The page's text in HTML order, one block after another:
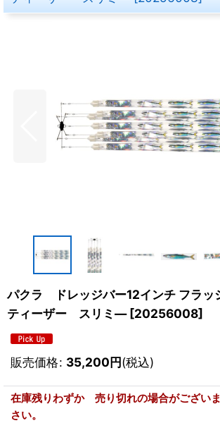
パクラ ドレッジバー12インチ フラッ
ティーザー スリミ― [20256008]
販売価格: 35,200円(税込)
在庫残りわずか 売り切れの場合がござい
さい。